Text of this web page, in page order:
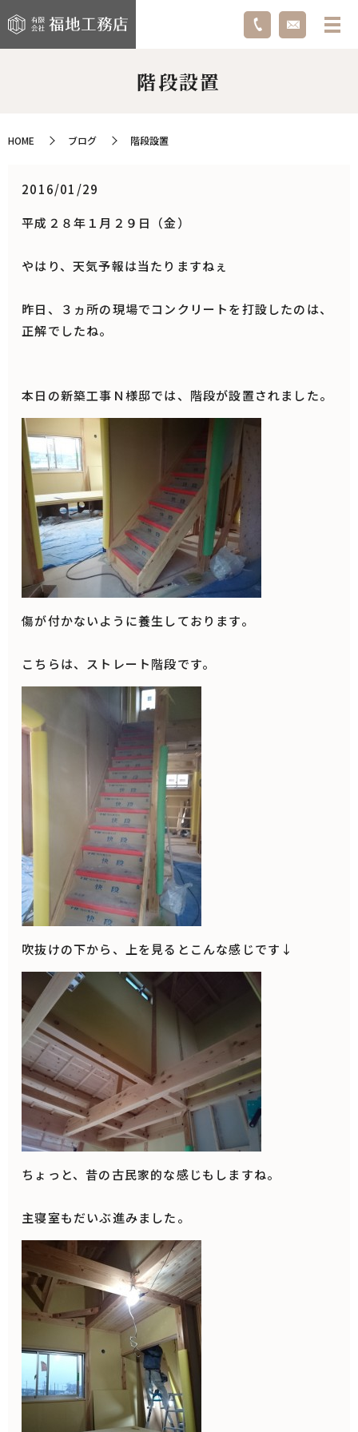
階段設置
HOME ブログ 階段設置
2016/01/29
平成２８年１月２９日（金）
やはり、天気予報は当たりますねぇ
昨日、３ヵ所の現場でコンクリートを打設したのは、
正解でしたね。
本日の新築工事Ｎ様邸では、階段が設置されました。
傷が付かないように養生しております。
こちらは、ストレート階段です。
吹抜けの下から、上を見るとこんな感じです↓
ちょっと、昔の古民家的な感じもしますね。
主寝室もだいぶ進みました。